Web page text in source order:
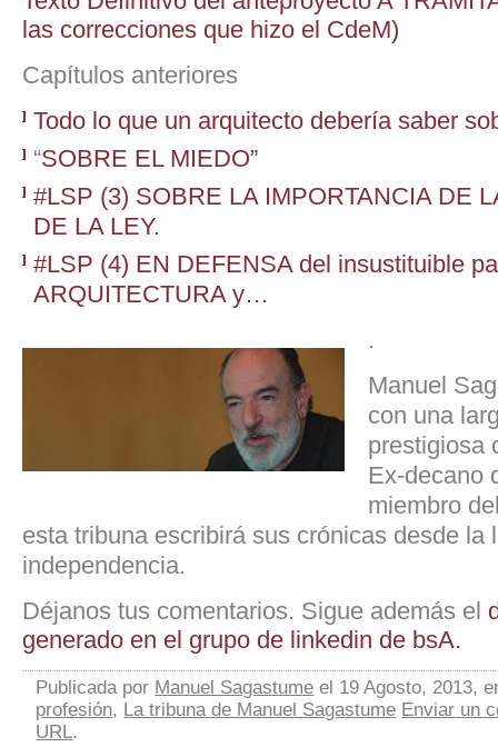
las correcciones que hizo el CdeM)
Capítulos anteriores
Todo lo que un arquitecto debería saber
“SOBRE EL MIEDO”
#LSP (3) SOBRE LA IMPORTANCIA DE
DE LA LEY.
#LSP (4) EN DEFENSA del insustituible
ARQUITECTURA y…
.
Manuel
con una
prestigiosa
Ex-decano
miembro
esta tribuna escribirá sus crónicas desde la
independencia.
Déjanos tus comentarios. Sigue además el
generado en el grupo de linkedin de bsA.
Publicada por Manuel Sagastume el 19 Agosto, 2013,
profesión, La tribuna de Manuel Sagastume Enviar un
URL.